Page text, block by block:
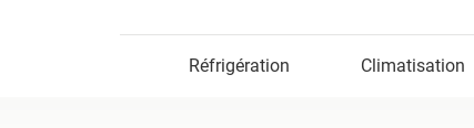
Réfrigération Climatisation